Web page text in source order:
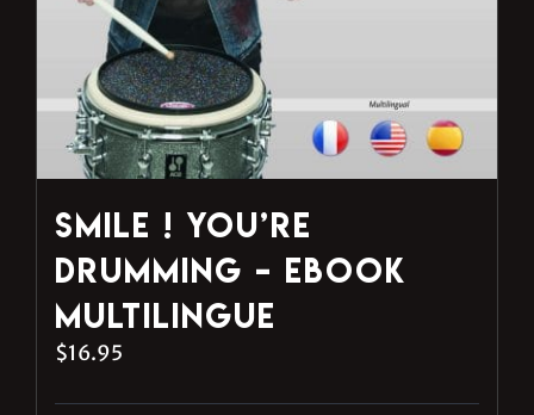
Smile ! You’re
Drumming – eBook
multilingue
$16.95